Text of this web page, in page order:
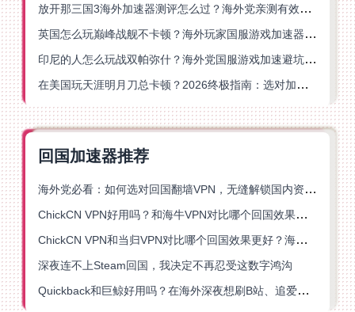
放开那三国3海外加速器测评怎么过？海外党亲测有效的国服游戏加速指南
英国怎么玩巅峰战舰不卡顿？海外玩家国服游戏加速器终极指南
印尼的人怎么玩战双帕弥什？海外党国服游戏加速避坑指南
在美国玩天涯明月刀总卡顿？2026终极指南：选对加速器让你丝滑连招
回国加速器推荐
海外党必看：如何选对回国翻墙VPN，无缝解锁国内资源？
ChickCN VPN好用吗？和海牛VPN对比哪个回国效果更好？
ChickCN VPN和当归VPN对比哪个回国效果更好？海外党亲测后选了它
深夜连不上Steam回国，我决定不再忍受这数字鸿沟
Quickback和巨鲸好用吗？在海外深夜想刷B站、追爱奇艺的你，或许正需要这份答案